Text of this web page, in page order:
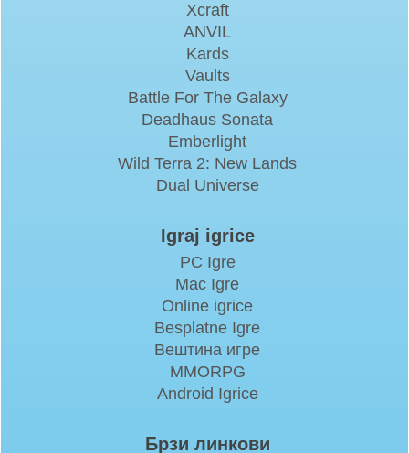
Xcraft
ANVIL
Kards
Vaults
Battle For The Galaxy
Deadhaus Sonata
Emberlight
Wild Terra 2: New Lands
Dual Universe
Igraj igrice
PC Igre
Mac Igre
Online igrice
Besplatne Igre
Вештина игре
MMORPG
Android Igrice
Брзи линкови